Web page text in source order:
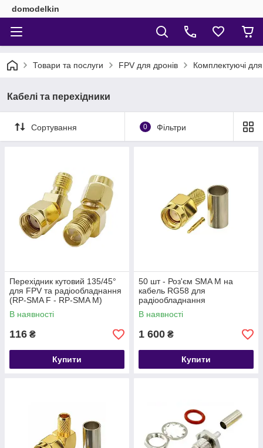
domodelkin
Товари та послуги FPV для дронів Комплектуючі
Кабелі та перехідники
Сортування 0 Фільтри
Перехідник кутовий 135/45°
для FPV та радіообладнання
(RP-SMA F - RP-SMA M)
В наявності
116 ₴
Купити
50 шт - Роз'єм SMA M на
кабель RG58 для
радіообладнання
В наявності
1 600 ₴
Купити